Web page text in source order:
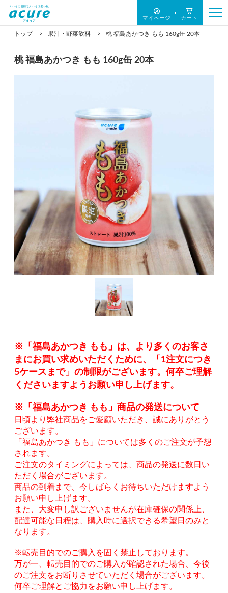
マイページ カート
トップ 果汁・野菜飲料 桃 福島あかつき もも 160g缶 20本
桃 福島あかつき もも 160g缶 20本
※「福島あかつき もも」は、より多くのお客さ
まにお買い求めいただくために、「1注文につき
5ケースまで」の制限がございます。何卒ご理解
くださいますようお願い申し上げます。
※「福島あかつき もも」商品の発送について
日頃より弊社商品をご愛顧いただき、誠にありがとう
ございます。
「福島あかつき もも」については多くのご注文が予想
されます。
ご注文のタイミングによっては、商品の発送に数日い
ただく場合がございます。
商品の到着まで、今しばらくお待ちいただけますよう
お願い申し上げます。
また、大変申し訳ございませんが在庫確保の関係上、
配達可能な日程は、購入時に選択できる希望日のみと
なります。
※転売目的でのご購入を固く禁止しております。
万が一、転売目的でのご購入が確認された場合、今後
のご注文をお断りさせていただく場合がございます。
何卒ご理解とご協力をお願い申し上げます。